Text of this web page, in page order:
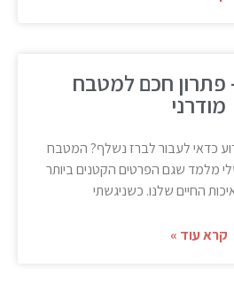
פתרון חכם למטבח
מודרני
כדאי לעבור לברז נשלף? המטבח
מלמד שגם הפרטים הקטנים ביותר
החיים שלנו. כשניגשתי
קרא עוד »